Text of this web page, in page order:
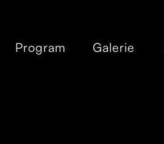
Program Galerie